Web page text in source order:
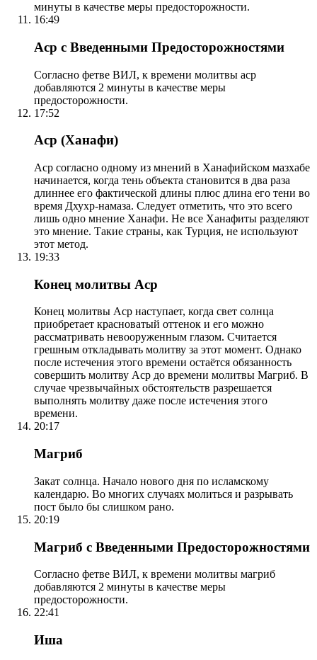
минуты в качестве меры предосторожности.
16:49
Аср с Введенными Предосторожностями
Согласно фетве ВИЛ, к времени молитвы аср
добавляются 2 минуты в качестве меры
предосторожности.
17:52
Аср (Ханафи)
Аср согласно одному из мнений в Ханафийском мазхабе
начинается, когда тень объекта становится в два раза
длиннее его фактической длины плюс длина его тени во
время Дхухр-намаза. Следует отметить, что это всего
лишь одно мнение Ханафи. Не все Ханафиты разделяют
это мнение. Такие страны, как Турция, не используют
этот метод.
19:33
Конец молитвы Аср
Конец молитвы Аср наступает, когда свет солнца
приобретает красноватый оттенок и его можно
рассматривать невооруженным глазом. Считается
грешным откладывать молитву за этот момент. Однако
после истечения этого времени остаётся обязанность
совершить молитву Аср до времени молитвы Магриб. В
случае чрезвычайных обстоятельств разрешается
выполнять молитву даже после истечения этого
времени.
20:17
Магриб
Закат солнца. Начало нового дня по исламскому
календарю. Во многих случаях молиться и разрывать
пост было бы слишком рано.
20:19
Магриб с Введенными Предосторожностями
Согласно фетве ВИЛ, к времени молитвы магриб
добавляются 2 минуты в качестве меры
предосторожности.
22:41
Иша